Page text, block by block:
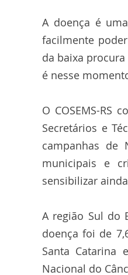
A doença é
facilmente
da baixa
é nesse
O COSEMS-RS
Secretários e
campanhas de
municipais e
sensibilizar
A região Sul do
doença foi de
Santa Catarina
Nacional do